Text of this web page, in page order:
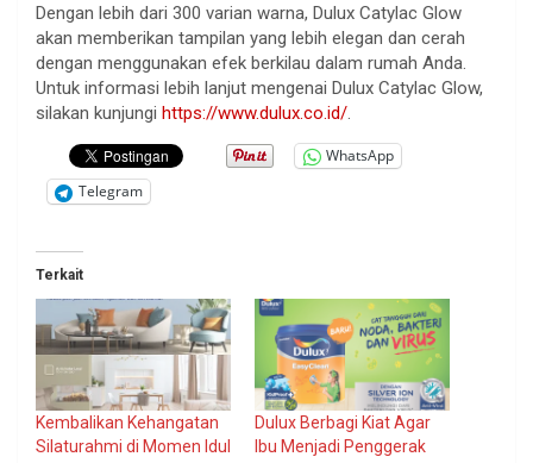
Dengan lebih dari 300 varian warna, Dulux Catylac Glow
akan memberikan tampilan yang lebih elegan dan cerah
dengan menggunakan efek berkilau dalam rumah Anda.
Untuk informasi lebih lanjut mengenai Dulux Catylac Glow,
silakan kunjungi https://www.dulux.co.id/.
WhatsApp
Telegram
Terkait
Kembalikan Kehangatan
Silaturahmi di Momen Idul
Dulux Berbagi Kiat Agar
Ibu Menjadi Penggerak